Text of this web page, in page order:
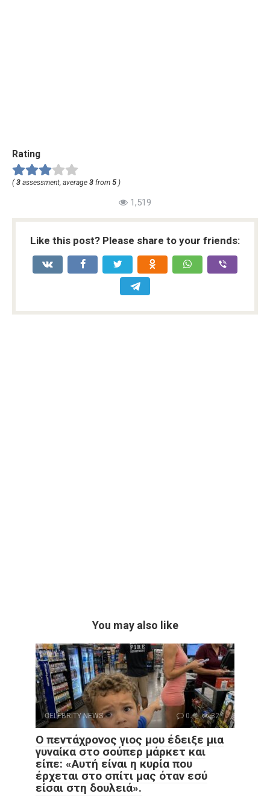
Rating
(3 assessment, average 3 from 5 )
1,519
Like this post? Please share to your friends:
You may also like
CELEBRITY NEWS 0 32
Ο πεντάχρονος γιος μου έδειξε μια
γυναίκα στο σούπερ μάρκετ και
είπε: «Αυτή είναι η κυρία που
έρχεται στο σπίτι μας όταν εσύ
είσαι στη δουλειά».